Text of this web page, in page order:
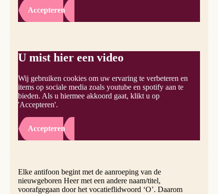
Accepteren
U mist hier een video
Wij gebruiken cookies om uw ervaring te verbeteren en
items op sociale media zoals youtube en spotify aan te
bieden. Als u hiermee akkoord gaat, klikt u op
'Accepteren'.
Accepteren
Elke antifoon begint met de aanroeping van de
nieuwgeboren Heer met een andere naam/titel,
voorafgegaan door het vocatieflidwoord ‘O’. Daarom